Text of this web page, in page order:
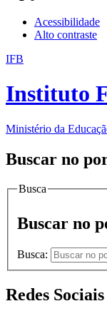
Acessibilidade
Alto contraste
IFB
Instituto
Ministério da
Buscar no
Busca
Buscar no
Busca:
Redes Sociais